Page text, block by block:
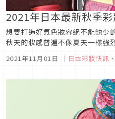
2021年日本最新秋季
想要打造好氣色妝容絕不能缺少
秋天的妝感普遍不像夏天一樣強
2021年11月01日 ｜ 日本彩妝快訊 、